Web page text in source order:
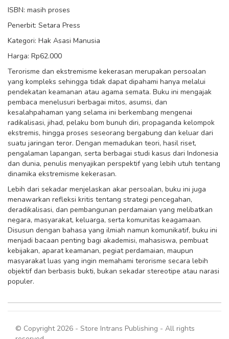
ISBN: masih proses
Penerbit: Setara Press
Kategori: Hak Asasi Manusia
Harga: Rp62.000
Terorisme dan ekstremisme kekerasan merupakan persoalan
yang kompleks sehingga tidak dapat dipahami hanya melalui
pendekatan keamanan atau agama semata. Buku ini mengajak
pembaca menelusuri berbagai mitos, asumsi, dan
kesalahpahaman yang selama ini berkembang mengenai
radikalisasi, jihad, pelaku bom bunuh diri, propaganda kelompok
ekstremis, hingga proses seseorang bergabung dan keluar dari
suatu jaringan teror. Dengan memadukan teori, hasil riset,
pengalaman lapangan, serta berbagai studi kasus dari Indonesia
dan dunia, penulis menyajikan perspektif yang lebih utuh tentang
dinamika ekstremisme kekerasan.
Lebih dari sekadar menjelaskan akar persoalan, buku ini juga
menawarkan refleksi kritis tentang strategi pencegahan,
deradikalisasi, dan pembangunan perdamaian yang melibatkan
negara, masyarakat, keluarga, serta komunitas keagamaan.
Disusun dengan bahasa yang ilmiah namun komunikatif, buku ini
menjadi bacaan penting bagi akademisi, mahasiswa, pembuat
kebijakan, aparat keamanan, pegiat perdamaian, maupun
masyarakat luas yang ingin memahami terorisme secara lebih
objektif dan berbasis bukti, bukan sekadar stereotipe atau narasi
populer.
© Copyright 2026 - Store Intrans Publishing - All rights